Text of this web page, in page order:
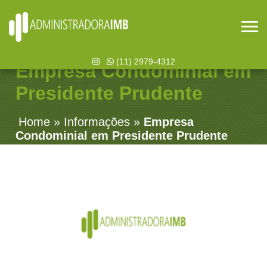
(11) 2979-4312
Empresa Condominial em
Presidente Prudente
Home » Informações » Empresa
Condominial em Presidente Prudente